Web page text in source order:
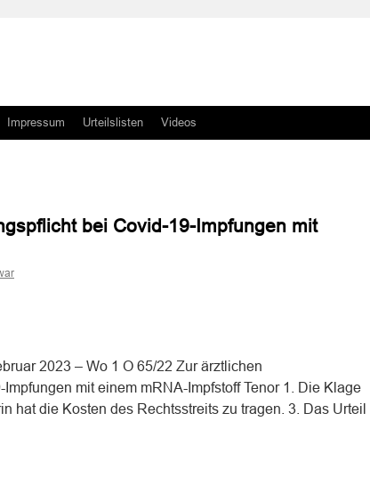
Impressum Urteilslisten Videos
bei Covid-19-Impfungen mit
2023 – Wo 1 O 65/22 Zur ärztlichen
mit einem mRNA-Impfstoff Tenor 1. Die Klage
hat die Kosten des Rechtsstreits zu tragen. 3. Das Urteil